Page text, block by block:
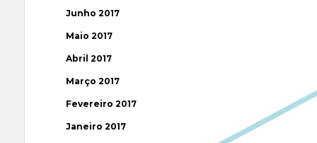
Junho 2017
Maio 2017
Abril 2017
Março 2017
Fevereiro 2017
Janeiro 2017